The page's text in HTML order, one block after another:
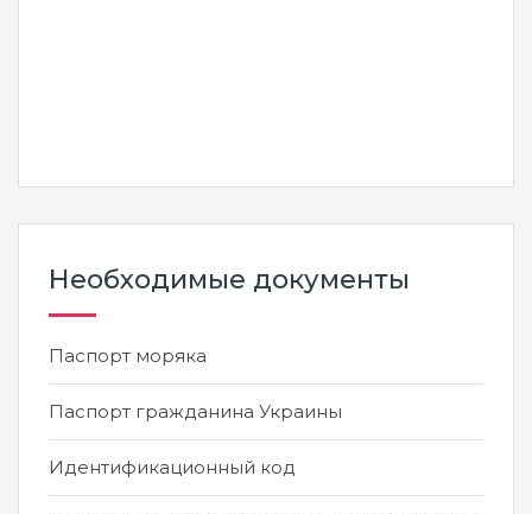
Необходимые документы
Паспорт моряка
Паспорт гражданина Украины
Идентификационный код